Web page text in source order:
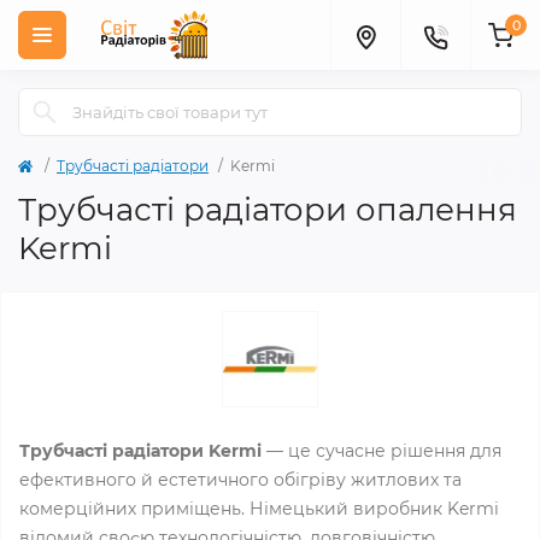
0
Трубчасті радіатори Kermi
Трубчасті радіатори опалення
Kermi
Трубчасті радіатори Kermi — це сучасне рішення для
ефективного й естетичного обігріву житлових та
комерційних приміщень. Німецький виробник Kermi